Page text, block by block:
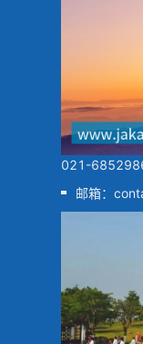
021-
邮箱：